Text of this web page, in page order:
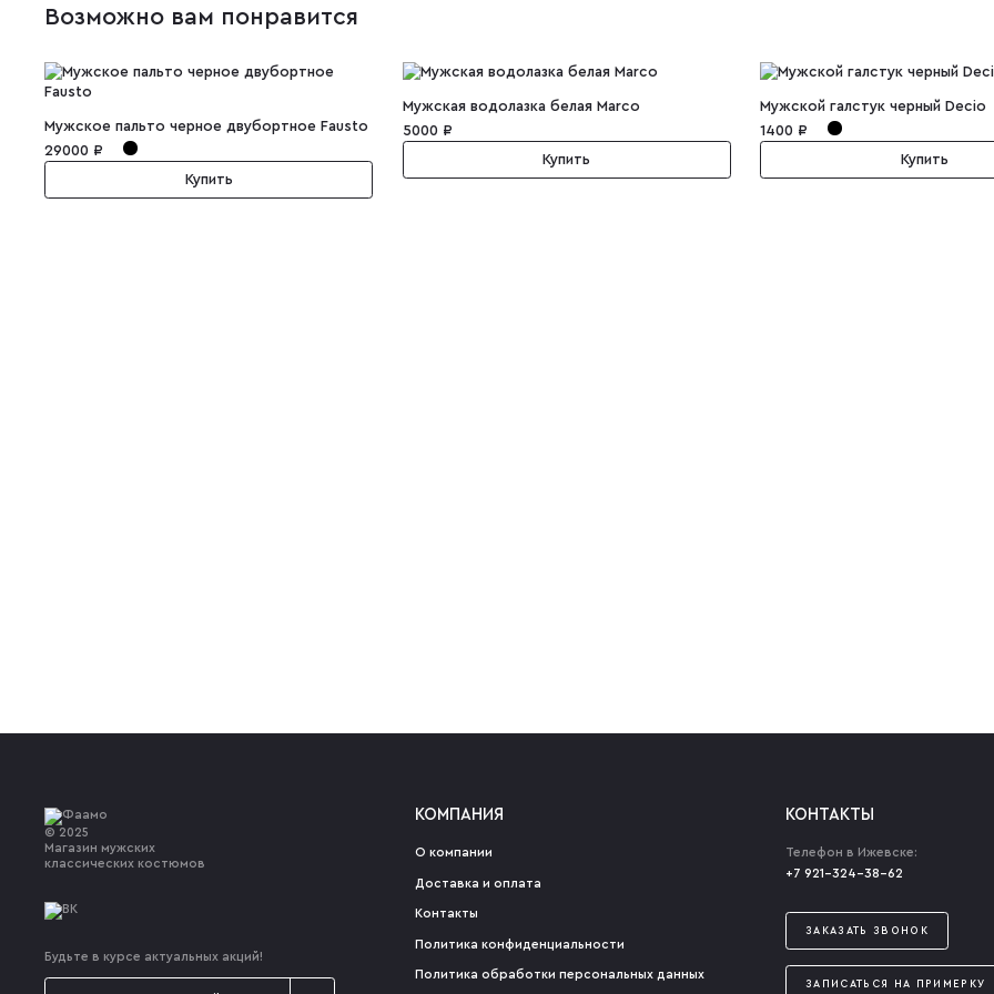
Возможно вам понравится
Мужское пальто черное двубортное Fausto
29000 ₽
Купить
Мужская водолазка белая Marco
5000 ₽
Купить
Мужской галстук черный Decio
1400 ₽
Купить
© 2025
Магазин мужских
классических костюмов
Будьте в курсе актуальных акций!
КОМПАНИЯ
О компании
Доставка и оплата
Контакты
Политика конфиденциальности
Политика обработки персональных данных
КОНТАКТЫ
Телефон в Ижевске:
+7 921-324-38-62
ЗАКАЗАТЬ ЗВОНОК
ЗАПИСАТЬСЯ НА ПРИМЕРКУ